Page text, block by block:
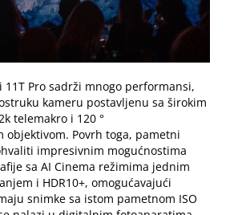
11T Pro sadrži mnogo performansi,
kameru postavljenu sa širokim
telemakro i 120 °
objektivom. Povrh toga, pametni
impresivnim mogućnostima
sa AI Cinema režimima jednim
i HDR10+, omogućavajući
snimke sa istom pametnom ISO